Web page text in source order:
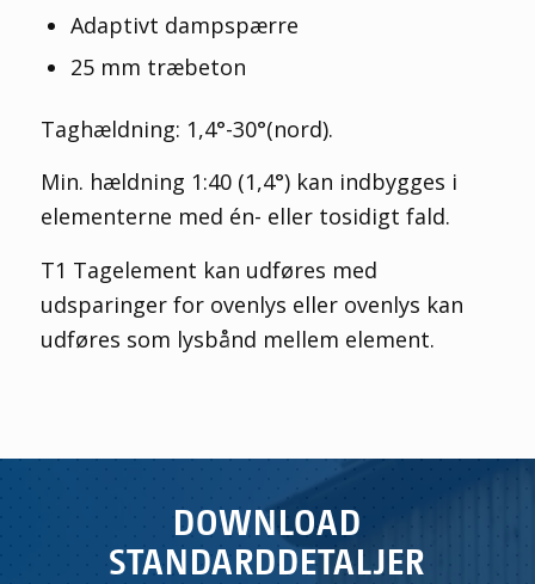
Adaptivt dampspærre
25 mm træbeton
Taghældning: 1,4°-30°(nord).
Min. hældning 1:40 (1,4°) kan indbygges i
elementerne med én- eller tosidigt fald.
T1 Tagelement kan udføres med
udsparinger for ovenlys eller ovenlys kan
udføres som lysbånd mellem element.
DOWNLOAD
STANDARDDETALJER